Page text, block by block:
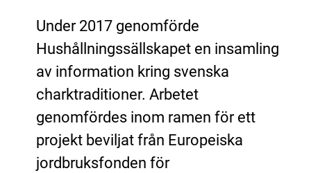
Under 2017 genomförde
Hushållningssällskapet en insamling
av information kring svenska
charktraditioner. Arbetet
genomfördes inom ramen för ett
projekt beviljat från Europeiska
jordbruksfonden för